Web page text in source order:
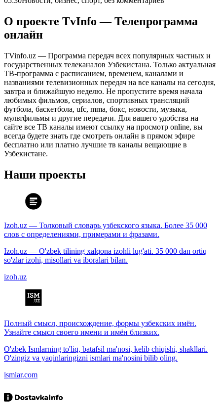
О проекте TvInfo — Телепрограмма
онлайн
TVinfo.uz — Программа передач всех популярных частных и
государственных телеканалов Узбекистана. Только актуальная
ТВ-программа с расписанием, временем, каналами и
названиями телевизионных передач на все каналы на сегодня,
завтра и ближайшую неделю. Не пропустите время начала
любимых фильмов, сериалов, спортивных трансляций
футбола, баскетбола, ufc, mma, бокс, новости, музыка,
мультфильмы и другие передачи. Для вашего удобства на
сайте все ТВ каналы имеют ссылку на просмотр online, вы
всегда будете знать где смотреть онлайн в прямом эфире
бесплатно или платно лучшие тв каналы вещающие в
Узбекистане.
Наши проекты
Izoh.uz — Толковый словарь узбекского языка. Более 35 000
слов с определениями, примерами и фразами.
Izoh.uz — O'zbek tilining xalqona izohli lug'ati. 35 000 dan ortiq
so'zlar izohi, misollari va iboralari bilan.
izoh.uz
Полный смысл, происхождение, формы узбекских имён.
Узнайте смысл своего имени и имён близких.
O'zbek Ismlarning to'liq, batafsil ma'nosi, kelib chiqishi, shakllari.
O'zingiz va yaqinlaringizni ismlari ma'nosini bilib oling.
ismlar.com